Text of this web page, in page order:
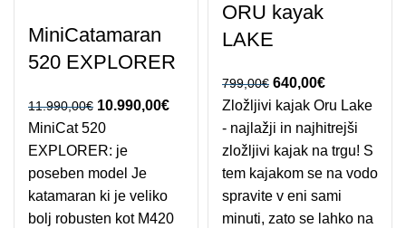
MiniCatamaran
520 EXPLORER
11.990,00€ Izvirna cena je
bila: 11.990,00€.
10.990,00€ Trenutna
10.990,00€.
MiniCat 520
EXPLORER: je
poseben model Je
katamaran ki je veliko
bolj robusten kot M420
ORU kayak
LAKE
799,00€ Izvirna cena je bila:
799,00€.
640,00€
cena je:
640,00€.
Zložljivi kajak Oru Lake
- najlažji in najhitrejši
zložljivi kajak na trgu! S
tem kajakom se na vodo
spravite v eni sami
minuti, zato se lahko na